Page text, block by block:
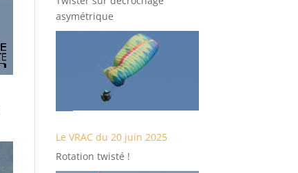
asymétrique
Le VRAC du 20 juin 2025
Rotation twisté !